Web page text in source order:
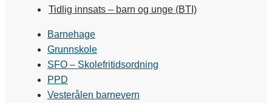
Tidlig innsats – barn og unge (BTI)
Barnehage
Grunnskole
SFO – Skolefritidsordning
PPD
Vesterålen barnevern